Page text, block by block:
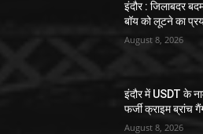
इंदौर : जिलाबदर
बॉय को लूटने का
August 8, 2026
इंदौर में USDT के
फर्जी क्राइम ब्रांच
August 8, 2026